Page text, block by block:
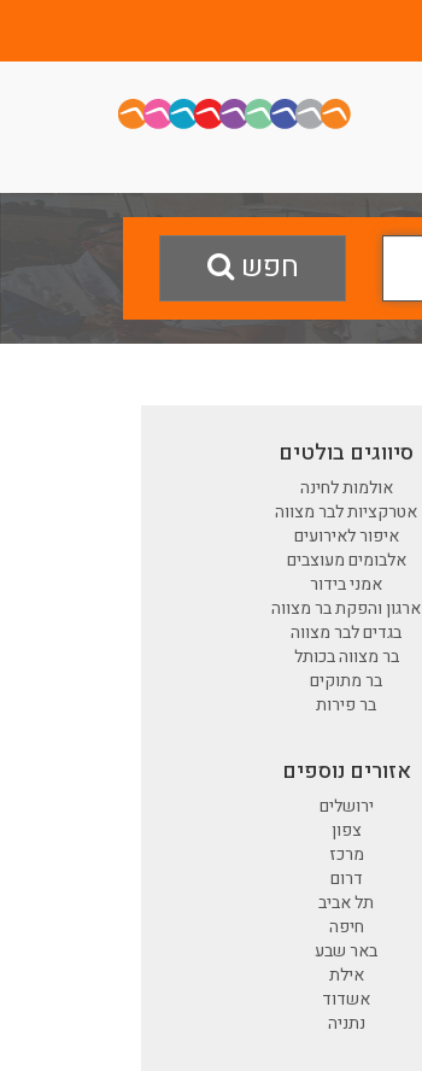
חפש
סיווגים בולטים
אולמות לחינה
אטרקציות לבר מצווה
איפור לאירועים
אלבומים מעוצבים
אמני בידור
ארגון והפקת בר מצווה
בגדים לבר מצווה
בר מצווה בכותל
בר מתוקים
בר פירות
אזורים נוספים
ירושלים
צפון
מרכז
דרום
תל אביב
חיפה
באר שבע
אילת
אשדוד
נתניה